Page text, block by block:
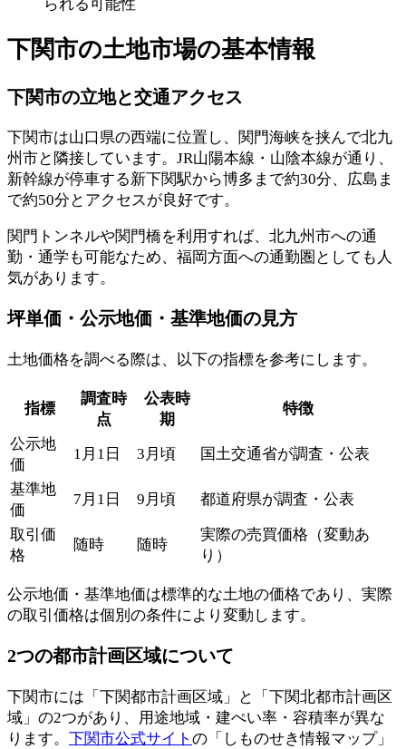
られる可能性
下関市の土地市場の基本情報
下関市の立地と交通アクセス
下関市は山口県の西端に位置し、関門海峡を挟んで北九
州市と隣接しています。JR山陽本線・山陰本線が通り、
新幹線が停車する新下関駅から博多まで約30分、広島ま
で約50分とアクセスが良好です。
関門トンネルや関門橋を利用すれば、北九州市への通
勤・通学も可能なため、福岡方面への通勤圏としても人
気があります。
坪単価・公示地価・基準地価の見方
土地価格を調べる際は、以下の指標を参考にします。
指標
調査時
点
公表時
期
特徴
公示地
価
1月1日 3月頃 国土交通省が調査・公表
基準地
価
7月1日 9月頃 都道府県が調査・公表
取引価
格
随時 随時
実際の売買価格（変動あ
り）
公示地価・基準地価は標準的な土地の価格であり、実際
の取引価格は個別の条件により変動します。
2つの都市計画区域について
下関市には「下関都市計画区域」と「下関北都市計画区
域」の2つがあり、用途地域・建ぺい率・容積率が異な
ります。 下関市公式サイト の「しものせき情報マップ」